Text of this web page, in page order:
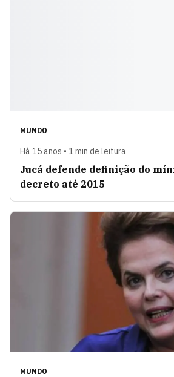
MUNDO
Há 15 anos • 1 min de leitura
Jucá defende definição do
decreto até 2015
MUNDO